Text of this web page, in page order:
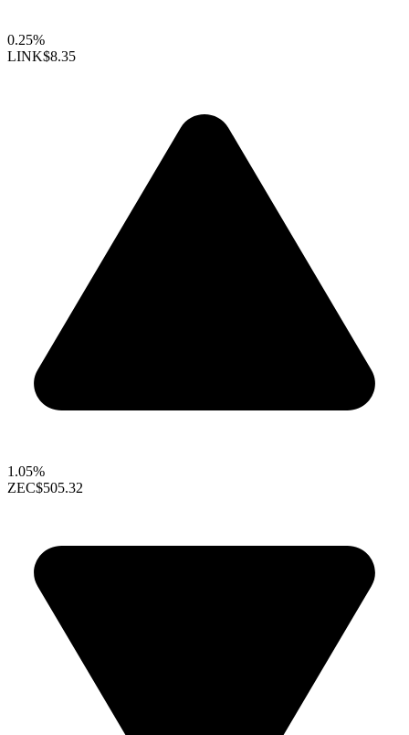
0.25%
LINK$8.35
1.05%
ZEC$505.32